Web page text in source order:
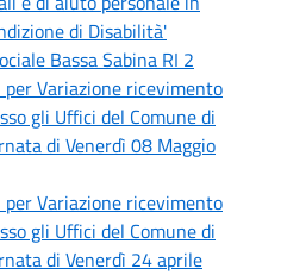
di Disabilità'
Bassa Sabina RI 2
Variazione ricevimento
gli Uffici del Comune di
di Venerdì 08 Maggio
Variazione ricevimento
gli Uffici del Comune di
di Venerdì 24 aprile